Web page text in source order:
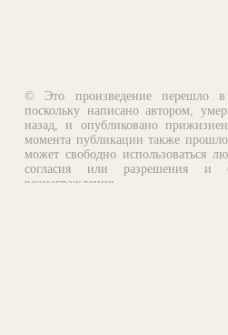
© Это произведение перешло в
поскольку написано автором,
назад, и опубликовано
момента публикации также
может свободно использоваться
согласия или разрешения и
вознаграждения.